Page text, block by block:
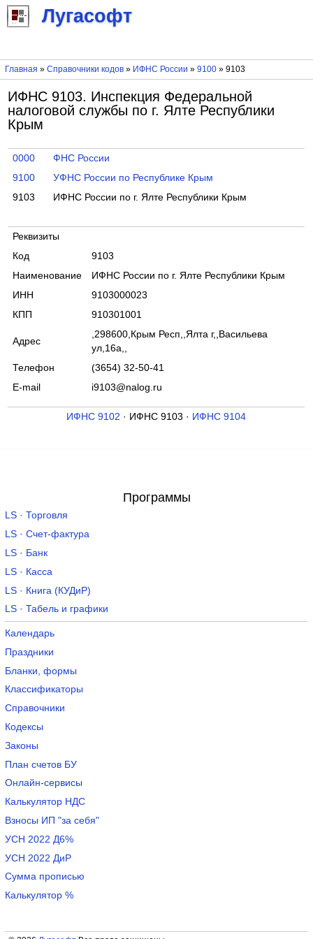
Лугасофт
Главная » Справочники кодов» ИФНС России » 9100» 9103
ИФНС 9103. Инспекция Федеральной
налоговой службы по г. Ялте Республики
Крым
0000
ФНС России
9100
УФНС России по Республике Крым
9103
ИФНС России по г. Ялте Республики Крым
Реквизиты
Код
9103
Наименование
ИФНС России по г. Ялте Республики Крым
ИНН
9103000023
КПП
910301001
Адрес
,298600,Крым Респ,,Ялта г,,Васильева
ул,16а,,
Телефон
(3654) 32-50-41
E-mail
i9103@nalog.ru
ИФНС 9102 · ИФНС 9103 · ИФНС 9104
Программы
LS · Торговля
LS · Счет-фактура
LS · Банк
LS · Касса
LS · Книга (КУДиР)
LS · Табель и графики
Календарь
Праздники
Бланки, формы
Классификаторы
Справочники
Кодексы
Законы
План счетов БУ
Онлайн-сервисы
Калькулятор НДС
Взносы ИП "за себя"
УСН 2022 Д6%
УСН 2022 ДиР
Сумма прописью
Калькулятор %